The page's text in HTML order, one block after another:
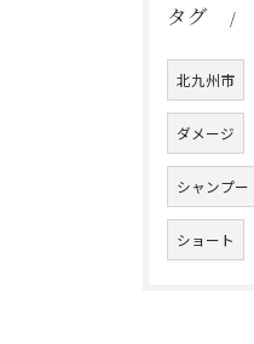
タグ
北九州市
ダメージ
シャンプー
ショート